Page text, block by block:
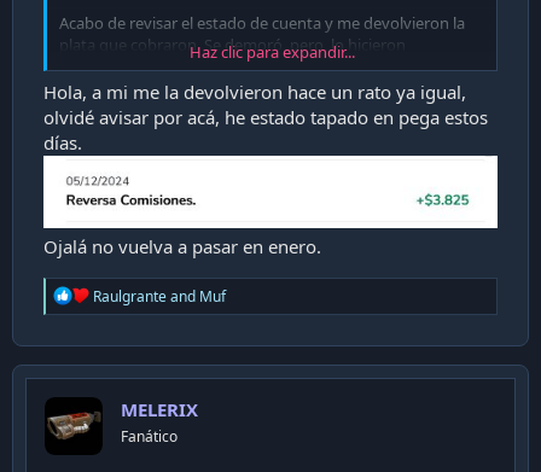
Acabo de revisar el estado de cuenta y me devolvieron la
plata que cobraron. Se demoró, pero, lo hicieron
Revisen sus cuentas, puede que ya les haya llegado la
platita (si reclamaron por el cobro, obvio)
@Raulgrante@Metalcars
Haz clic para expandir...
Hola, a mi me la devolvieron hace un rato ya igual,
olvidé avisar por acá, he estado tapado en pega estos
días.
Ojalá no vuelva a pasar en enero.
R
e
c
t
o
n
s
Raulgranteand Muf
MELERIX
Fanático